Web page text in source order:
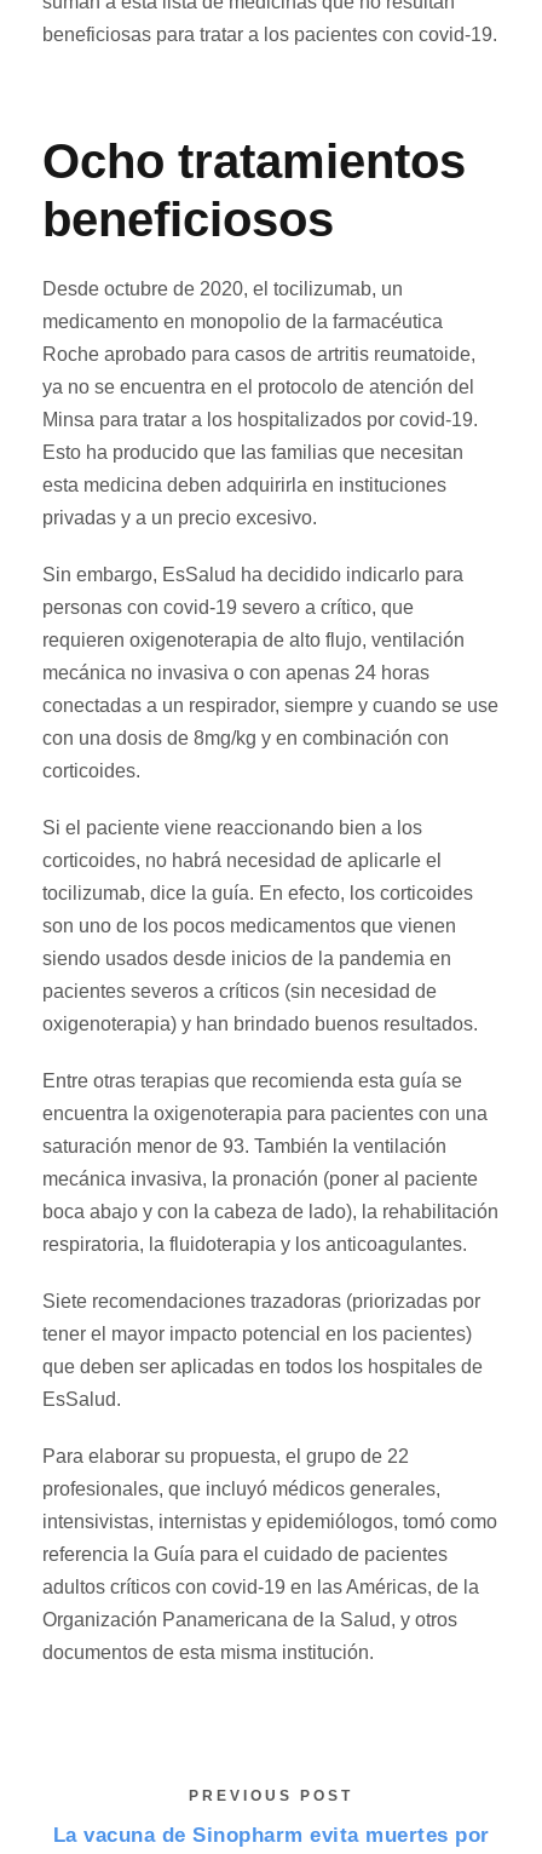
beneficiosas para tratar a los pacientes con covid-19.
Ocho tratamientos
beneficiosos
Desde octubre de 2020, el tocilizumab, un
medicamento en monopolio de la farmacéutica
Roche aprobado para casos de artritis reumatoide,
ya no se encuentra en el protocolo de atención del
Minsa para tratar a los hospitalizados por covid-19.
Esto ha producido que las familias que necesitan
esta medicina deben adquirirla en instituciones
privadas y a un precio excesivo.
Sin embargo, EsSalud ha decidido indicarlo para
personas con covid-19 severo a crítico, que
requieren oxigenoterapia de alto flujo, ventilación
mecánica no invasiva o con apenas 24 horas
conectadas a un respirador, siempre y cuando se use
con una dosis de 8mg/kg y en combinación con
corticoides.
Si el paciente viene reaccionando bien a los
corticoides, no habrá necesidad de aplicarle el
tocilizumab, dice la guía. En efecto, los corticoides
son uno de los pocos medicamentos que vienen
siendo usados desde inicios de la pandemia en
pacientes severos a críticos (sin necesidad de
oxigenoterapia) y han brindado buenos resultados.
Entre otras terapias que recomienda esta guía se
encuentra la oxigenoterapia para pacientes con una
saturación menor de 93. También la ventilación
mecánica invasiva, la pronación (poner al paciente
boca abajo y con la cabeza de lado), la rehabilitación
respiratoria, la fluidoterapia y los anticoagulantes.
Siete recomendaciones trazadoras (priorizadas por
tener el mayor impacto potencial en los pacientes)
que deben ser aplicadas en todos los hospitales de
EsSalud.
Para elaborar su propuesta, el grupo de 22
profesionales, que incluyó médicos generales,
intensivistas, internistas y epidemiólogos, tomó como
referencia la Guía para el cuidado de pacientes
adultos críticos con covid-19 en las Américas, de la
Organización Panamericana de la Salud, y otros
documentos de esta misma institución.
PREVIOUS POST
La vacuna de Sinopharm evita muertes por